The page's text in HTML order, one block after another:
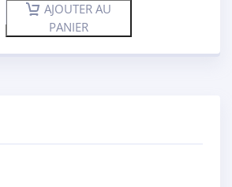
AJOUTER AU
PANIER